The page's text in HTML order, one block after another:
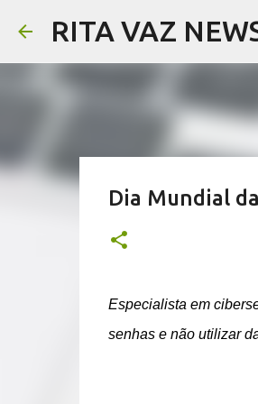
RITA VAZ
Dia Mundial
Especialista em
senhas e não utilizar